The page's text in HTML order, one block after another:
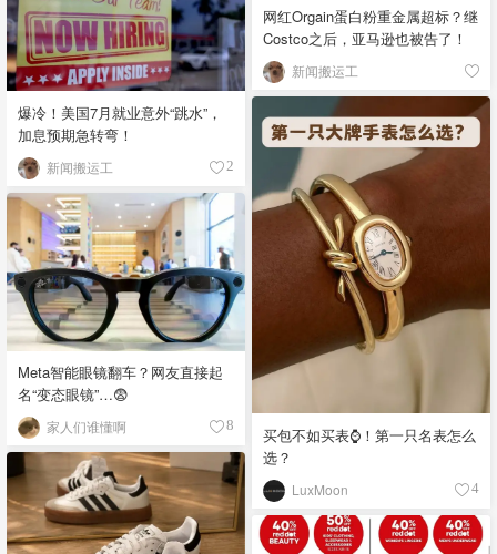
网红Orgain蛋白粉重金属超标？继
Costco之后，亚马逊也被告了！
新闻搬运工
爆冷！美国7月就业意外“跳水”，
加息预期急转弯！
新闻搬运工 2
买包不如买表⌚️！第一只名表怎么
选？
LuxMoon 4
Meta智能眼镜翻车？网友直接起
名“变态眼镜”…😨
家人们谁懂啊 8